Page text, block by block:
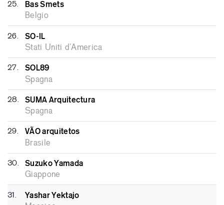
25. Bas Smets
Belgio
26. SO-IL
Stati Uniti d’America
27. SOL89
Spagna
28. SUMA Arquitectura
Spagna
29. VÃO arquitetos
Brasile
30. Suzuko Yamada
Giappone
31. Yashar Yektajo